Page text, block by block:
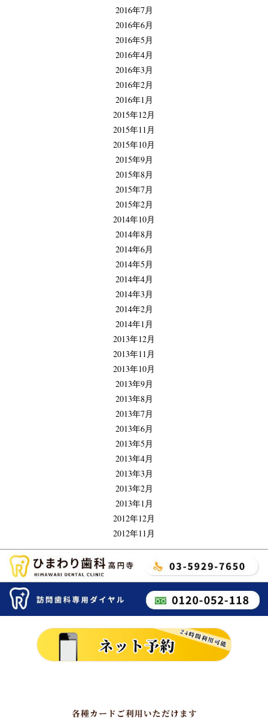
2016年7月
2016年6月
2016年5月
2016年4月
2016年3月
2016年2月
2016年1月
2015年12月
2015年11月
2015年10月
2015年9月
2015年8月
2015年7月
2015年2月
2014年10月
2014年8月
2014年6月
2014年5月
2014年4月
2014年3月
2014年2月
2014年1月
2013年12月
2013年11月
2013年10月
2013年9月
2013年8月
2013年7月
2013年6月
2013年5月
2013年4月
2013年3月
2013年2月
2013年1月
2012年12月
2012年11月